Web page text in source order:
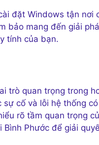
đặt Windows tận
bảo mang đến giải
tính của bạn.
trò quan trọng trong
cố và lỗi hệ thống
rõ tầm quan trọng
Phước để giải